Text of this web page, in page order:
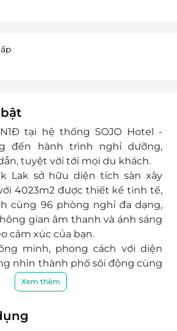
tại hệ thống SOJO Hotel -
đến hành trình nghỉ dưỡng,
tuyệt vời tới mọi du khách.
Lak sở hữu diện tích sàn xây
4023m2 được thiết kế tinh tế,
cùng 96 phòng nghỉ đa dạng,
gian âm thanh và ánh sáng
cảm xúc của bạn.
minh, phong cách với diện
nhìn thành phố sôi động cùng
ngờ với sự kết hợp giữa bàn
áo và chậu rửa mang đến
cảm hứng.
dịch vụ đa dạng, tiện nghi
Xem thêm